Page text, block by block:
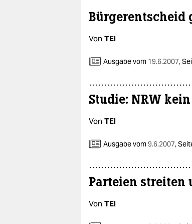
Bürgerentscheid
Von TEI
Ausgabe vom 19.6.2007,
Studie: NRW
Von TEI
Ausgabe vom9.6.2007,
Parteien streiten
Von TEI